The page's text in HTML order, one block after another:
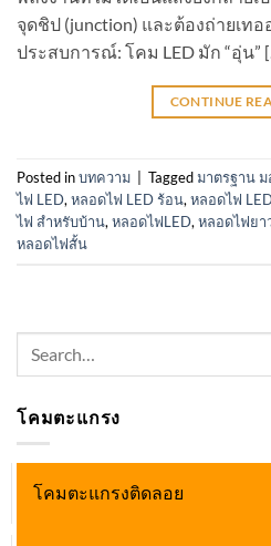
จุดชิป (junction) และต้องถ่ายเทอ
ประสบการณ์: โคม LED มัก “อุ่น”
CONTINUE
Posted inบทความ Taggedมาตรฐาน
ไฟ LED, หลอดไฟ LED ร้อน, หลอดไฟ
ไฟ สำหรับบ้าน, หลอดไฟLED, หลอดไฟยา
หลอดไฟสั้น
โคมตะแกรง
โคมตะแกรงติดลอย